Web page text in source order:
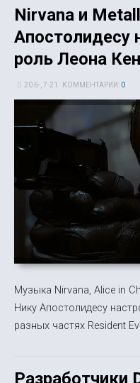
Nirvana и
Апостолидесу
роль Леона
20 6-, 7-21 КОММЕНТАРИИ: 0
Музыка Nirvana, Alice in
Нику Апостолидесу
разных частях Resident
Разработчики